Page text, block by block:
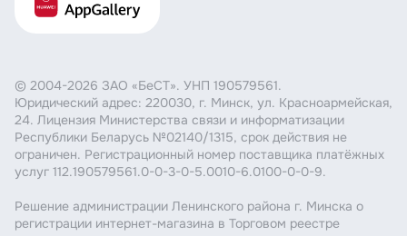
© 2004-2026 ЗАО «БеСТ». УНП 190579561.
Юридический адрес: 220030, г. Минск, ул. Красноармейская,
24. Лицензия Министерства связи и информатизации
Республики Беларусь №02140/1315, срок действия не
ограничен. Регистрационный номер поставщика платёжных
услуг 112.190579561.0-0-3-0-5.0010-6.0100-0-0-9.
Решение администрации Ленинского района г. Минска о
регистрации интернет-магазина в Торговом реестре